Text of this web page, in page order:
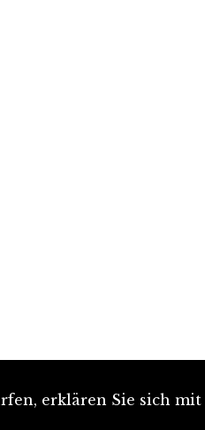
erklären Sie sich